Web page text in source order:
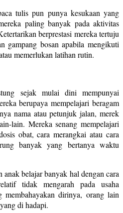
tulis pun punya kesukaan yang
paling banyak pada aktivitas
berprestasi mereka tertuju
gampang bosan apabila mengikuti
memerlukan latihan rutin.
sejak mulai dini mempunyai
berupaya mempelajari beragam
nama atau petunjuk jalan, merek
lain. Mereka senang mempelajari
obat, cara merangkai atau cara
banyak yang bertanya waktu
belajar banyak hal dengan cara
tidak mengarah pada usaha
membahayakan dirinya, orang lain
di hadapi.